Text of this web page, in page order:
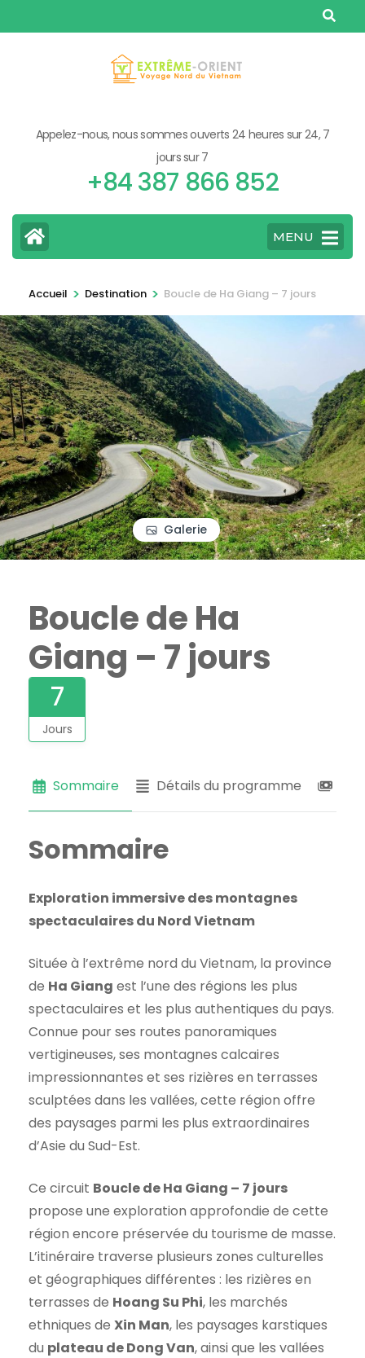
au
Appelez-nous, nous sommes ouverts 24 heures sur 24, 7
jours sur 7
+84 387 866 852
MENU
Accueil > Destination > Boucle de Ha Giang – 7 jours
Galerie
Boucle de Ha
Giang – 7 jours
7
Jours
Sommaire Détails du programme
Sommaire
Exploration immersive des montagnes
spectaculaires du Nord Vietnam
Située à l’extrême nord du Vietnam, la province
de Ha Giang est l’une des régions les plus
spectaculaires et les plus authentiques du pays.
Connue pour ses routes panoramiques
vertigineuses, ses montagnes calcaires
impressionnantes et ses rizières en terrasses
sculptées dans les vallées, cette région offre
des paysages parmi les plus extraordinaires
d’Asie du Sud-Est.
Ce circuit Boucle de Ha Giang – 7 jours
propose une exploration approfondie de cette
région encore préservée du tourisme de masse.
L’itinéraire traverse plusieurs zones culturelles
et géographiques différentes : les rizières en
terrasses de Hoang Su Phi, les marchés
ethniques de Xin Man, les paysages karstiques
du plateau de Dong Van, ainsi que les vallées